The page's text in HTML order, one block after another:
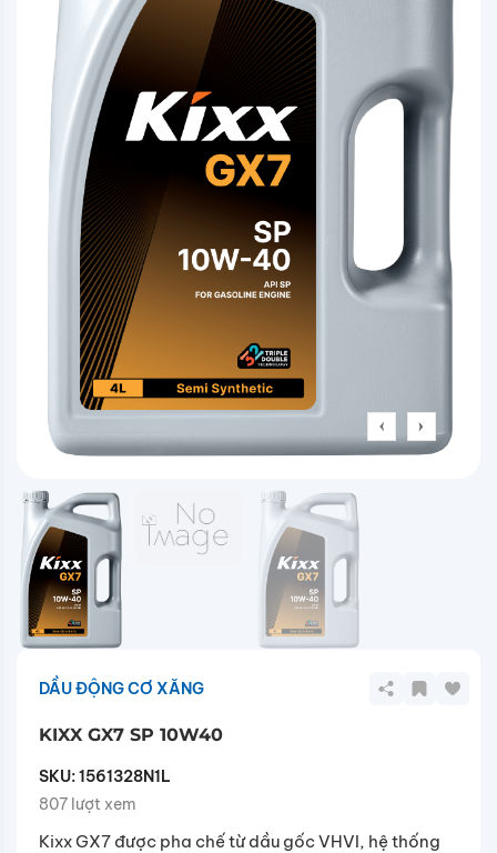
DẦU ĐỘNG CƠ XĂNG
KIXX GX7 SP 10W40
SKU:1561328N1L
807 lượt xem
Kixx GX7 được pha chế từ dầu gốc VHVI, hệ thống